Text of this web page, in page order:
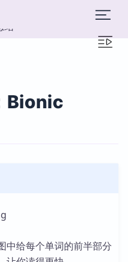
结
Bionic
中给每个单词的前半部分